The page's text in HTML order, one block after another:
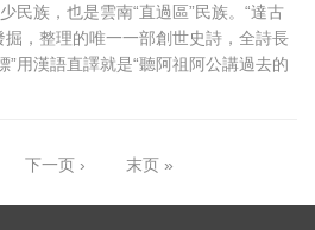
民族，也是雲南“直過區”民族。“達古
掘，整理的唯一一部創世史詩，全詩長
”用漢語直譯就是“聽阿祖阿公講過去的
下一页 › 末页 »